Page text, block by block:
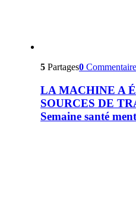
5 Partages0
LA MACHINE A
SOURCES DE
Semaine santé